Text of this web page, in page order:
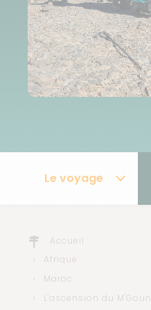
Le voyage
Accueil
Afrique
Maroc
L'ascension du M'Goun